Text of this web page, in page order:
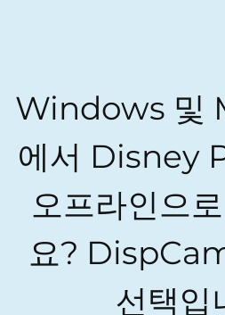
Windows 및
에서 Disney
오프라인으
요?
선택입